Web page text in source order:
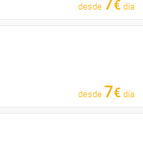
desde 7€ día
desde 7€ día